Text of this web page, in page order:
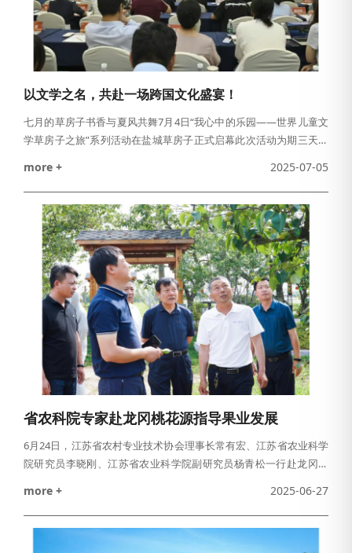
以文学之名，共赴一场跨国文化盛宴！
七月的草房子书香与夏风共舞7月4日“我心中的乐园——世界儿童文
学草房子之旅”系列活动在盐城草房子正式启幕此次活动为期三天多
名义共赴一场跨越国界的文化盛宴上午9点30分“水乡生态，文学点
亮”国际安徒生奖得主分享会在草房子文学馆率先举行近百名文学爱
好者、高校师生与中外嘉宾齐聚一堂感受中外文化的交流与碰撞活
动中，2016年国际安徒生奖作家奖得主曹
more + 2025-07-05
省农科院专家赴龙冈桃花源指导果业发展
6月24日，江苏省农村专业技术协会理事长常有宏、江苏省农业科学
院研究员李晓刚、江苏省农业科学院副研究员杨青松一行赴龙冈桃
源景区相关负责人陪同。省农科院专家团队重点考察了永不分“梨”主
题园、桃“梨”满园主题园、桃花扇主题园地块的特色果林的生长状况
及种植模式，结合地块土壤条件、气候特征及现有情况，在优化品
more + 2025-06-27